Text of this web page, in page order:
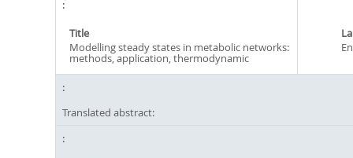
Title
Modelling steady states in metabolic networks:
methods, application, thermodynamic
Translated abstract: